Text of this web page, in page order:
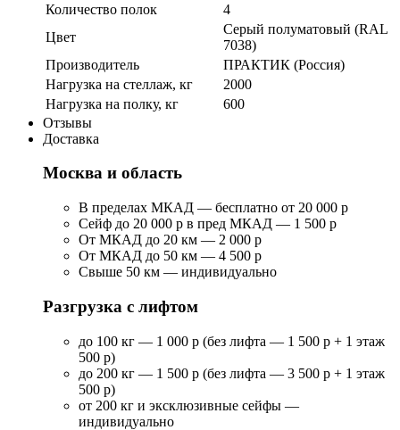
Количество полок
4
Цвет
Серый полуматовый (RAL
7038)
Производитель
ПРАКТИК (Россия)
Нагрузка на стеллаж, кг
2000
Нагрузка на полку, кг
600
Отзывы
Доставка
Москва и область
В пределах МКАД — бесплатно от 20 000 р
Сейф до 20 000 р в пред МКАД — 1 500 р
От МКАД до 20 км — 2 000 р
От МКАД до 50 км — 4 500 р
Свыше 50 км — индивидуально
Разгрузка с лифтом
до 100 кг — 1 000 р (без лифта — 1 500 р + 1 этаж
500 р)
до 200 кг — 1 500 р (без лифта — 3 500 р + 1 этаж
500 р)
от 200 кг и эксклюзивные сейфы —
индивидуально